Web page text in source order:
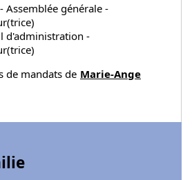
Assemblée générale -
d'administration -
de mandats de Marie-Ange